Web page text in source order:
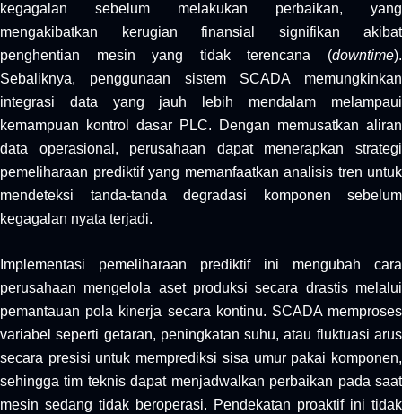
kegagalan sebelum melakukan perbaikan, yang
mengakibatkan kerugian finansial signifikan akibat
penghentian mesin yang tidak terencana (downtime).
Sebaliknya, penggunaan sistem SCADA memungkinkan
integrasi data yang jauh lebih mendalam melampaui
kemampuan kontrol dasar PLC. Dengan memusatkan aliran
data operasional, perusahaan dapat menerapkan strategi
pemeliharaan prediktif yang memanfaatkan analisis tren untuk
mendeteksi tanda-tanda degradasi komponen sebelum
kegagalan nyata terjadi.
Implementasi pemeliharaan prediktif ini mengubah cara
perusahaan mengelola aset produksi secara drastis melalui
pemantauan pola kinerja secara kontinu. SCADA memproses
variabel seperti getaran, peningkatan suhu, atau fluktuasi arus
secara presisi untuk memprediksi sisa umur pakai komponen,
sehingga tim teknis dapat menjadwalkan perbaikan pada saat
mesin sedang tidak beroperasi. Pendekatan proaktif ini tidak